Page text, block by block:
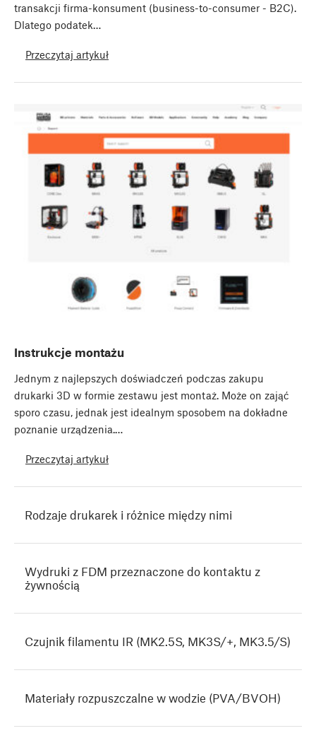
transakcji firma-konsument (business-to-consumer - B2C).
Dlatego podatek…
Przeczytaj artykuł
Instrukcje montażu
Jednym z najlepszych doświadczeń podczas zakupu
drukarki 3D w formie zestawu jest montaż. Może on zająć
sporo czasu, jednak jest idealnym sposobem na dokładne
poznanie urządzenia.…
Przeczytaj artykuł
Rodzaje drukarek i różnice między nimi
Wydruki z FDM przeznaczone do kontaktu z
żywnością
Czujnik filamentu IR (MK2.5S, MK3S/+, MK3.5/S)
Materiały rozpuszczalne w wodzie (PVA/BVOH)